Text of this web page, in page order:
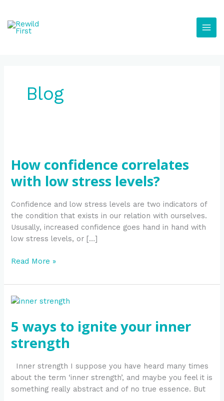
περιεχόμενο
Blog
How confidence correlates
with low stress levels?
Confidence and low stress levels are two indicators of
the condition that exists in our relation with ourselves.
Ususally, increased confidence goes hand in hand with
low stress levels, or […]
correlates
low
levels?
Read More »
5 ways to ignite your inner
strength
Inner strength I suppose you have heard many times
about the term ‘inner strength’, and maybe you feel it is
something really abstract and of no true essence. But
5
to
your
strength